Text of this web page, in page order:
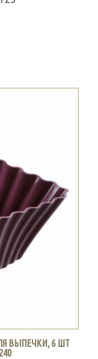
ВЫПЕЧКИ, 6 ШТ